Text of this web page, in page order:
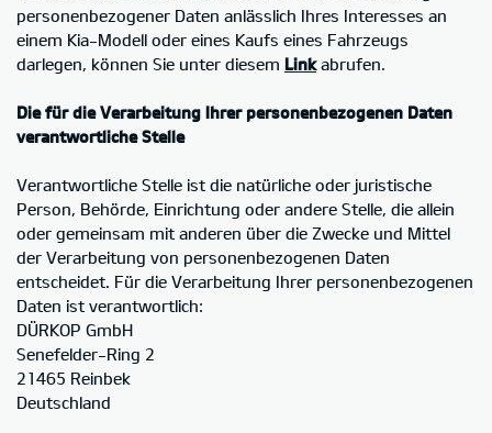
personenbezogener Daten anlässlich Ihres Interesses an
einem Kia-Modell oder eines Kaufs eines Fahrzeugs
darlegen, können Sie unter diesem Linkabrufen.
Die für die Verarbeitung Ihrer personenbezogenen Daten
verantwortliche Stelle
Verantwortliche Stelle ist die natürliche oder juristische
Person, Behörde, Einrichtung oder andere Stelle, die allein
oder gemeinsam mit anderen über die Zwecke und Mittel
der Verarbeitung von personenbezogenen Daten
entscheidet. Für die Verarbeitung Ihrer personenbezogenen
Daten ist verantwortlich:
DÜRKOP GmbH
Senefelder-Ring 2
21465 Reinbek
Deutschland